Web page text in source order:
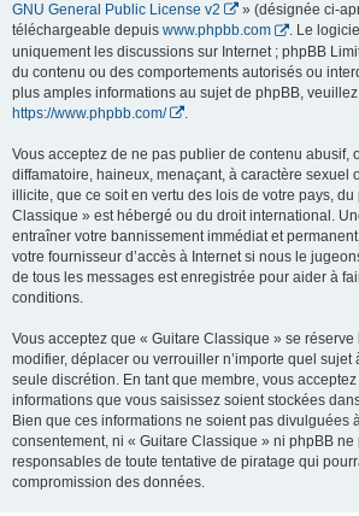
GNU General Public License v2
» (désignée ci-
téléchargeable depuis www.phpbb.com
. Le
uniquement les discussions sur Internet ; phpBB
du contenu ou des comportements autorisés ou
plus amples informations au sujet de phpBB,
https://www.phpbb.com/
Vous acceptez de ne pas publier de contenu abusif,
diffamatoire, haineux, menaçant, à caractère sexuel
illicite, que ce soit en vertu des lois de votre pays, du
Classique » est hébergé ou du droit international.
entraîner votre bannissement immédiat et
votre fournisseur d’accès à Internet si nous le
de tous les messages est enregistrée pour aider à
conditions.
Vous acceptez que « Guitare Classique » se
modifier, déplacer ou verrouiller n’importe quel sujet
seule discrétion. En tant que membre, vous
informations que vous saisissez soient stockées
Bien que ces informations ne soient pas divulguées
consentement, ni « Guitare Classique » ni phpBB ne
responsables de toute tentative de piratage qui
compromission des données.